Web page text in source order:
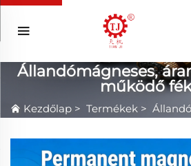
Állandómágneses,
működő
Kezdőlap > Termékek >